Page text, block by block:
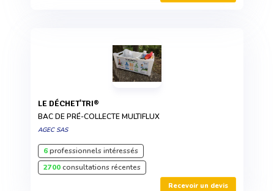
LE DÉCHET'TRI®
BAC DE PRÉ-COLLECTE MULTIFLUX
AGEC SAS
6professionnels intéressés
2700consultations récentes
Recevoir un devis